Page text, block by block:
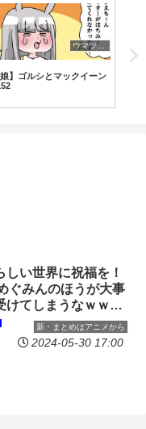
ウマツイちゃんねる
娘】ゴルシとマックイーン
新・まとめはアニメから
しい世界に祝福を！
ぐみんのほうが大事
けてしまうなｗｗｗ
2024-05-30 17:00